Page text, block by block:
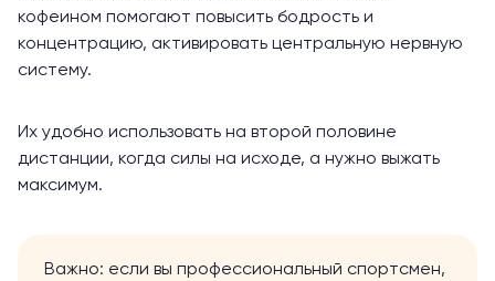
кофеином помогают повысить бодрость и
концентрацию, активировать центральную нервную
систему.
Их удобно использовать на второй половине
дистанции, когда силы на исходе, а нужно выжать
максимум.
Важно: если вы профессиональный спортсмен,